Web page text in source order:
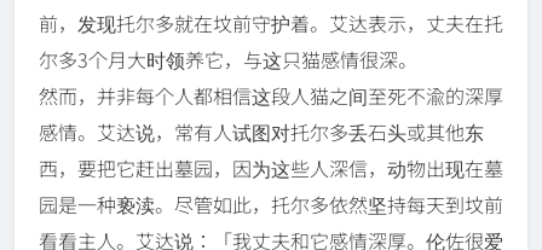
前，发现托尔多就在坟前守护着。 艾达表示，丈夫在托
尔多3个月大时领养它，与这只猫感情很深。
然而，并非每个人都相信这段人猫之间至死不渝的深厚
感情。 艾达说，常有人试图对托尔多丢石头或其他东
西，要把它赶出墓园，因为这些人深信，动物出现在墓
园是一种亵渎。 尽管如此，托尔多依然坚持每天到坟前
看看主人。 艾达说：「我丈夫和它感情深厚。伦佐很爱